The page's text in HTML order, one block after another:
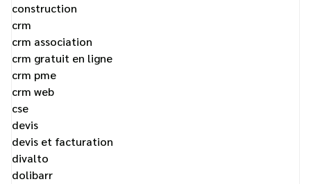
construction
crm
crm association
crm gratuit en ligne
crm pme
crm web
cse
devis
devis et facturation
divalto
dolibarr